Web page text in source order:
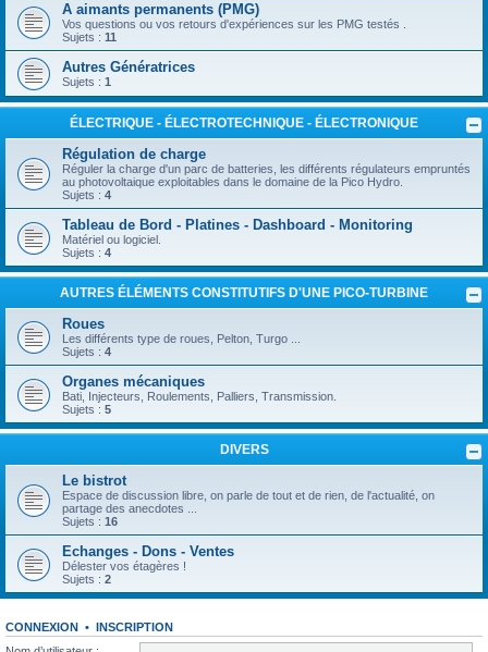
A aimants permanents (PMG)
Vos questions ou vos retours d'expériences sur les PMG testés .
Sujets : 11
Autres Génératrices
Sujets : 1
ÉLECTRIQUE - ÉLECTROTECHNIQUE - ÉLECTRONIQUE
Régulation de charge
Réguler la charge d'un parc de batteries, les différents régulateurs empruntés
au photovoltaique exploitables dans le domaine de la Pico Hydro.
Sujets : 4
Tableau de Bord - Platines - Dashboard - Monitoring
Matériel ou logiciel.
Sujets : 4
AUTRES ÉLÉMENTS CONSTITUTIFS D'UNE PICO-TURBINE
Roues
Les différents type de roues, Pelton, Turgo ...
Sujets : 4
Organes mécaniques
Bati, Injecteurs, Roulements, Palliers, Transmission.
Sujets : 5
DIVERS
Le bistrot
Espace de discussion libre, on parle de tout et de rien, de l'actualité, on
partage des anecdotes ...
Sujets : 16
Echanges - Dons - Ventes
Délester vos étagères !
Sujets : 2
CONNEXION • INSCRIPTION